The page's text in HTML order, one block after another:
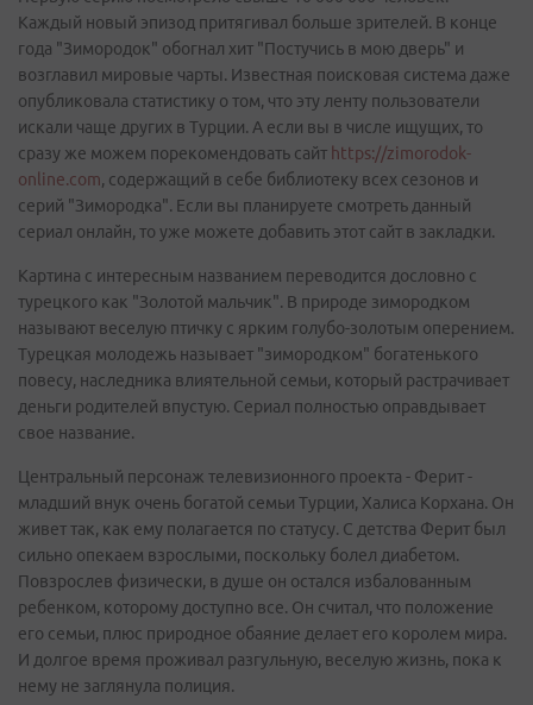
Каждый новый эпизод притягивал больше зрителей. В конце
года "Зимородок" обогнал хит "Постучись в мою дверь" и
возглавил мировые чарты. Известная поисковая система даже
опубликовала статистику о том, что эту ленту пользователи
искали чаще других в Турции. А если вы в числе ищущих, то
сразу же можем порекомендовать сайт https://zimorodok-
online.com, содержащий в себе библиотеку всех сезонов и
серий "Зимородка". Если вы планируете смотреть данный
сериал онлайн, то уже можете добавить этот сайт в закладки.
Картина с интересным названием переводится дословно с
турецкого как "Золотой мальчик". В природе зимородком
называют веселую птичку с ярким голубо-золотым оперением.
Турецкая молодежь называет "зимородком" богатенького
повесу, наследника влиятельной семьи, который растрачивает
деньги родителей впустую. Сериал полностью оправдывает
свое название.
Центральный персонаж телевизионного проекта - Ферит -
младший внук очень богатой семьи Турции, Халиса Корхана. Он
живет так, как ему полагается по статусу. С детства Ферит был
сильно опекаем взрослыми, поскольку болел диабетом.
Повзрослев физически, в душе он остался избалованным
ребенком, которому доступно все. Он считал, что положение
его семьи, плюс природное обаяние делает его королем мира.
И долгое время проживал разгульную, веселую жизнь, пока к
нему не заглянула полиция.